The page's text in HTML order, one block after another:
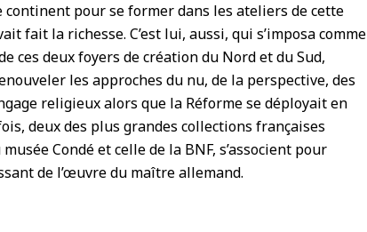
pour se former dans les ateliers de cette
fait la richesse. C’est lui, aussi, qui s’imposa comme
ces deux foyers de création du Nord et du Sud,
les approches du nu, de la perspective, des
religieux alors que la Réforme se déployait en
deux des plus grandes collections françaises
Condé et celle de la BNF, s’associent pour
de l’œuvre du maître allemand.